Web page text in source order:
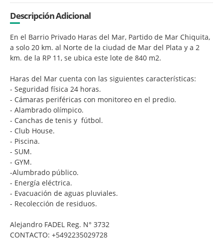
Descripción Adicional
En el Barrio Privado Haras del Mar, Partido de Mar Chiquita,
a solo 20 km. al Norte de la ciudad de Mar del Plata y a 2
km. de la RP 11, se ubica este lote de 840 m2.
Haras del Mar cuenta con las siguientes características:
- Seguridad física 24 horas.
- Cámaras periféricas con monitoreo en el predio.
- Alambrado olímpico.
- Canchas de tenis y fútbol.
- Club House.
- Piscina.
- SUM.
- GYM.
-Alumbrado público.
- Energía eléctrica.
- Evacuación de aguas pluviales.
- Recolección de residuos.
Alejandro FADEL Reg. N° 3732
CONTACTO: +5492235029728